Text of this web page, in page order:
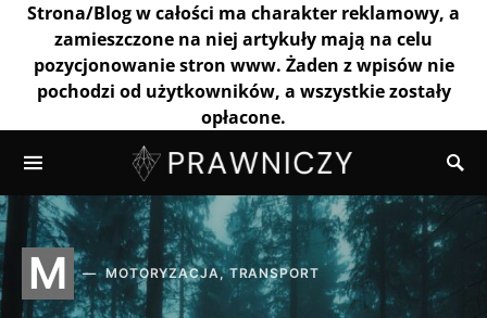
Strona/Blog w całości ma charakter reklamowy, a
zamieszczone na niej artykuły mają na celu
pozycjonowanie stron www. Żaden z wpisów nie
pochodzi od użytkowników, a wszystkie zostały
opłacone.
M MOTORYZACJA, TRANSPORT